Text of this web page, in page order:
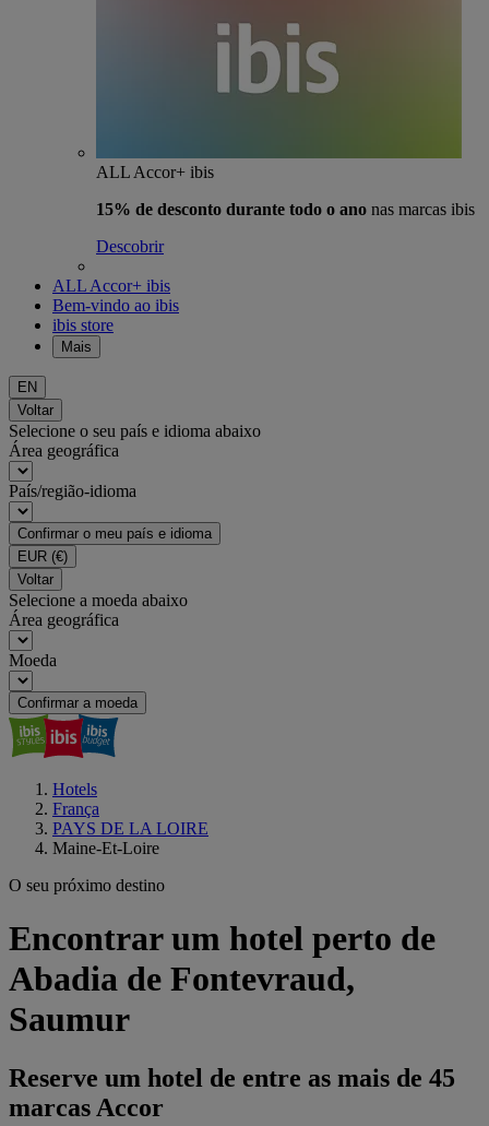
ALL Accor+ ibis
15% de desconto durante todo o ano nas marcas ibis
Descobrir
ALL Accor+ ibis
Bem-vindo ao ibis
ibis store
Mais
EN
Voltar
Selecione o seu país e idioma abaixo
Área geográfica
País/região-idioma
Confirmar o meu país e idioma
EUR (€)
Voltar
Selecione a moeda abaixo
Área geográfica
Moeda
Confirmar a moeda
Hotels
França
PAYS DE LA LOIRE
Maine-Et-Loire
O seu próximo destino
Encontrar um hotel perto de
Abadia de Fontevraud,
Saumur
Reserve um hotel de entre as mais de 45
marcas Accor